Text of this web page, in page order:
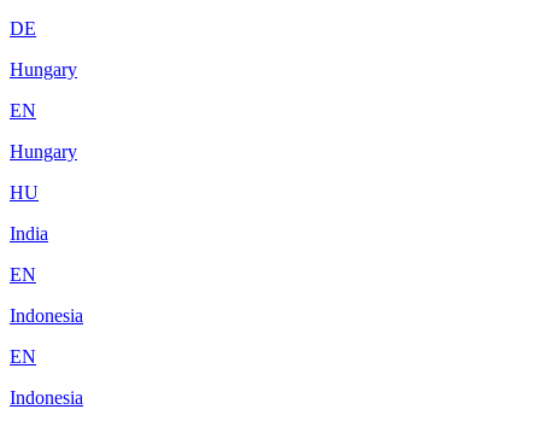
DE
Hungary
EN
Hungary
HU
India
EN
Indonesia
EN
Indonesia